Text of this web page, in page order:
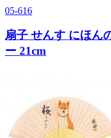
05-616
扇子 せんす にほん
ー 21cm